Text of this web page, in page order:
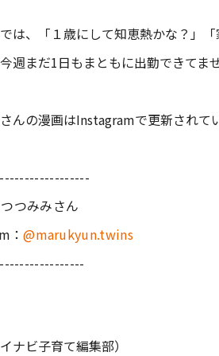
は、「１歳にして知恵熱かな？」
今週まだ1日もまともに出勤できてま
んの漫画はInstagramで更新され
つみみさん
：@marukyun.twins
ナビ子育て編集部）